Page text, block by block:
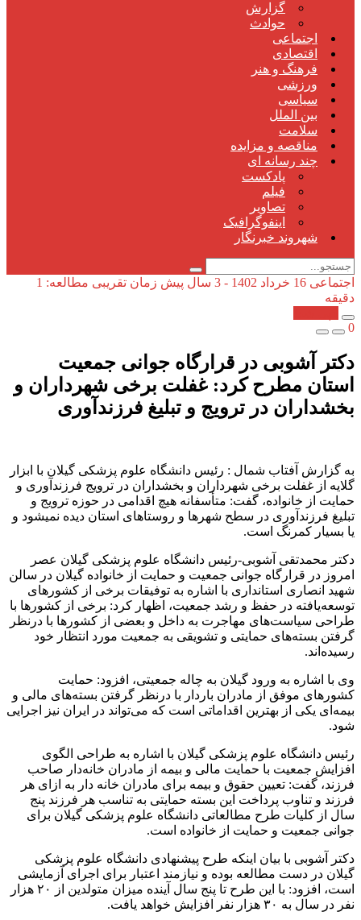
گزارش
حوادث
اجتماعی
اقتصادی
فرهنگ و هنر
ورزشی
سیاسی
بین الملل
سلامت
مناقصه و مزایده
چند رسانه ای
پادکست
فیلم
تصاویر
اینفوگرافیک
شهروند خبرنگار
اجتماعی 16 خرداد 1402 - 3 سال پیش
زمان تقریبی مطالعه: 1
دقیقه
0
دکتر آشوبی در قرارگاه جوانی جمعیت
استان مطرح کرد: غفلت برخی شهرداران و
بخشداران در ترویج و تبلیغ فرزندآوری
به گزارش آفتاب شمال : رئیس دانشگاه علوم پزشکی گیلان با ابزار
گلایه از غفلت برخی شهرداران و بخشداران در ترویج فرزندآوری و
حمایت از خانواده، گفت: متأسفانه هیچ اقدامی در حوزه ترویج و
تبلیغ فرزندآوری در سطح شهرها و روستاهای استان دیده نمیشود و
یا بسیار کمرنگ است.
دکتر محمدتقی آشوبی-رئیس دانشگاه علوم پزشکی گیلان عصر
امروز در قرارگاه جوانی جمعیت و حمایت از خانواده گیلان در سالن
شهید انصاری استانداری با اشاره به توفیقات برخی از کشورهای
توسعه‌یافته در حفظ و رشد جمعیت، اظهار کرد: برخی از کشورها با
طراحی سیاست‌های مهاجرت به داخل و بعضی از کشورها با درنظر
گرفتن بسته‌های حمایتی و تشویقی به جمعیت مورد انتظار خود
رسیده‌اند.
وی با اشاره به ورود گیلان به چاله جمعیتی، افزود: حمایت
کشورهای موفق از مادران باردار با درنظر گرفتن بسته‌های مالی و
بیمه‌ای یکی از بهترین اقداماتی است که می‌تواند در ایران نیز اجرایی
شود.
رئیس دانشگاه علوم پزشکی گیلان با اشاره به طراحی الگوی
افزایش جمعیت با حمایت مالی و بیمه از مادران خانه‌دار صاحب
فرزند، گفت: تعیین حقوق و بیمه برای مادران خانه دار به ازای هر
فرزند و تناوب پرداخت این بسته حمایتی به تناسب هر فرزند پنج
سال از کلیات طرح مطالعاتی دانشگاه علوم پزشکی گیلان برای
جوانی جمعیت و حمایت از خانواده است.
دکتر آشوبی با بیان اینکه طرح پیشنهادی دانشگاه علوم پزشکی
گیلان در دست مطالعه بوده و نیازمند اعتبار برای اجرای آزمایشی
است، افزود: با این طرح تا پنج سال آینده میزان متولدین از ۲۰ هزار
نفر در سال به ۳۰ هزار نفر افزایش خواهد یافت‌.